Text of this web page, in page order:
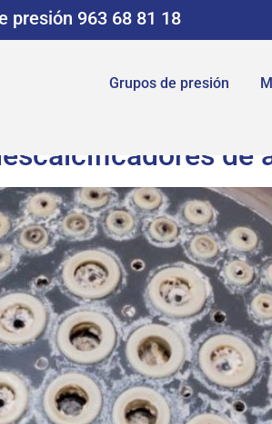
presión 963 68 81 18
Grupos de presión
de